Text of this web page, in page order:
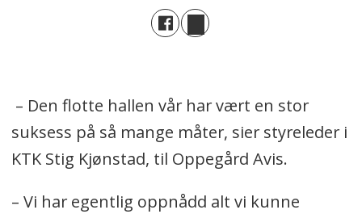
– Den flotte hallen vår har vært en stor
suksess på så mange måter, sier styreleder i
KTK Stig Kjønstad, til Oppegård Avis.
– Vi har egentlig oppnådd alt vi kunne